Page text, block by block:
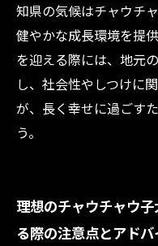
知県の気候はチャウチ
健やかな成長環境を提
を迎える際には、地元
し、社会性やしつけに
が、長く幸せに過ごす
う。
理想のチャウチャウ
る際の注意点とアドバ